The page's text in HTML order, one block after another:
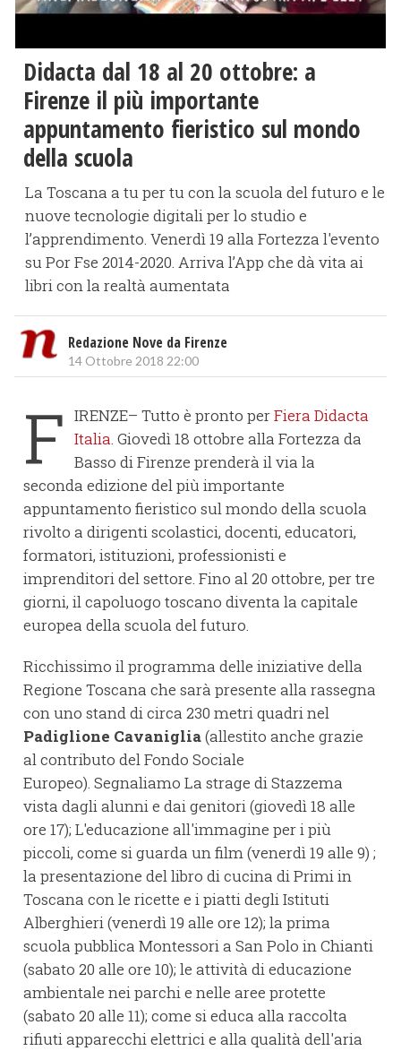
Didacta dal 18 al 20 ottobre: a
Firenze il più importante
appuntamento fieristico sul mondo
della scuola
La Toscana a tu per tu con la scuola del futuro e le
nuove tecnologie digitali per lo studio e
l’apprendimento. Venerdì 19 alla Fortezza l'evento
su Por Fse 2014-2020. Arriva l’App che dà vita ai
libri con la realtà aumentata
Redazione Nove da Firenze
14 Ottobre 2018 22:00
F IRENZE– Tutto è pronto perFiera Didacta
Italia. Giovedì 18 ottobre alla Fortezza da
Basso di Firenze prenderà il via la
seconda edizione del più importante
appuntamento fieristico sul mondo della scuola
rivolto a dirigenti scolastici, docenti, educatori,
formatori, istituzioni, professionisti e
imprenditori del settore. Fino al 20 ottobre, per tre
giorni, il capoluogo toscano diventa la capitale
europea della scuola del futuro.
Ricchissimo il programma delle iniziative della
Regione Toscana che sarà presente alla rassegna
con uno stand di circa 230 metri quadri nel
Padiglione Cavaniglia(allestito anche grazie
al contributo del Fondo Sociale
Europeo). Segnaliamo La strage di Stazzema
vista dagli alunni e dai genitori (giovedì 18 alle
ore 17); L'educazione all'immagine per i più
piccoli, come si guarda un film (venerdì 19 alle 9) ;
la presentazione del libro di cucina di Primi in
Toscana con le ricette e i piatti degli Istituti
Alberghieri (venerdì 19 alle ore 12); la prima
scuola pubblica Montessori a San Polo in Chianti
(sabato 20 alle ore 10); le attività di educazione
ambientale nei parchi e nelle aree protette
(sabato 20 alle 11); come si educa alla raccolta
rifiuti apparecchi elettrici e alla qualità dell'aria